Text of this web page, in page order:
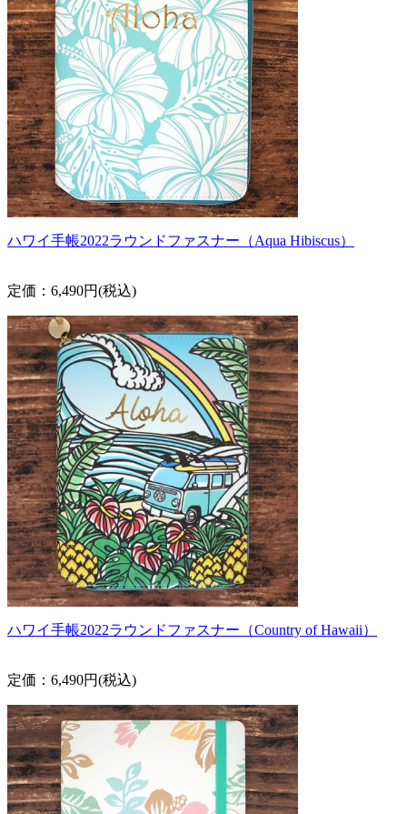
ハワイ手帳2022ラウンドファスナー（Aqua Hibiscus）
定価：6,490円(税込)
ハワイ手帳2022ラウンドファスナー（Country of Hawaii）
定価：6,490円(税込)